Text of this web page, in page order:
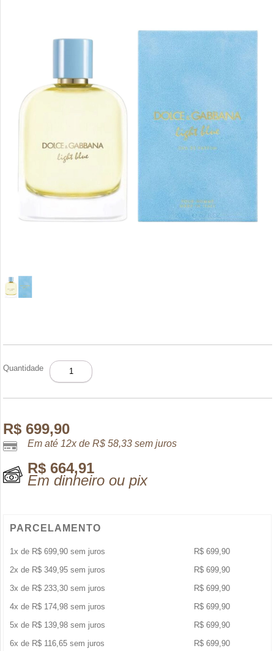
Quantidade
D&G
LIGHT
EDP
HOMME
100
ML
R$ 699,90
Em até 12x deR$ 58,33 sem juros
R$ 664,91
Em dinheiro ou pix
PARCELAMENTO
1x de R$ 699,90 sem juros R$ 699,90
2x de R$ 349,95 sem juros R$ 699,90
3x de R$ 233,30 sem juros R$ 699,90
4x de R$ 174,98 sem juros R$ 699,90
5x de R$ 139,98 sem juros R$ 699,90
6x de R$ 116,65 sem juros R$ 699,90